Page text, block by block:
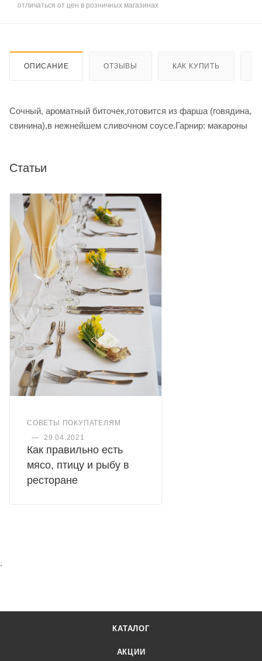
отличаться от цен в розничных магазинах
ОПИСАНИЕ ОТЗЫВЫ КАК КУПИТЬ
Сочный, ароматный биточек,готовится из фарша (говядина,
свинина),в нежнейшем сливочном соусе.Гарнир: макароны
Статьи
СОВЕТЫ ПОКУПАТЕЛЯМ
—
29.04.2021
Как правильно есть
мясо, птицу и рыбу в
ресторане
.
КАТАЛОГ
АКЦИИ